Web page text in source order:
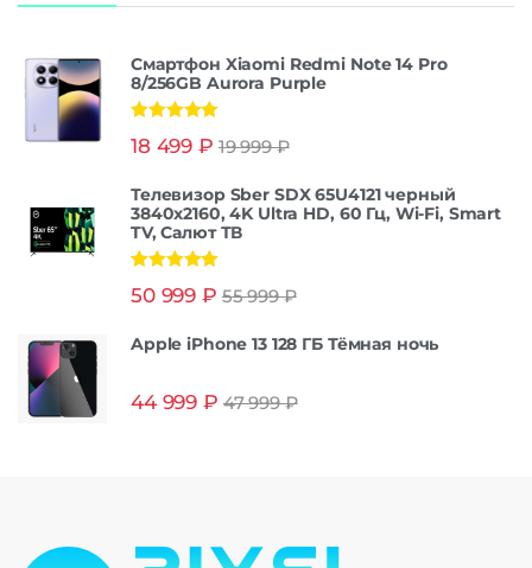
Смартфон Xiaomi Redmi Note 14 Pro
8/256GB Aurora Purple
из 5
18 499 ₽ 19 999₽
Телевизор Sber SDX 65U4121 черный
3840x2160, 4K Ultra HD, 60 Гц, Wi-Fi, Smart
TV, Салют ТВ
из 5
50 999 ₽ 55 999₽
Apple iPhone 13 128 ГБ Тёмная ночь
44 999 ₽ 47 999₽